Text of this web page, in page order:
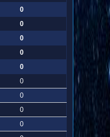
0
0
0
0
0
0
0
0
0